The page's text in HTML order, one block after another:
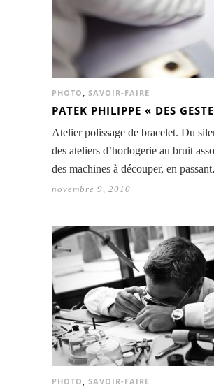
PHOTO SAVOIR-FAIRE
PATEK PHILIPPE « DES
Atelier polissage de bracelet. Du
des ateliers d’horlogerie au bruit
des machines à découper, en
novembre 9, 2010
PHOTO SAVOIR-FAIRE